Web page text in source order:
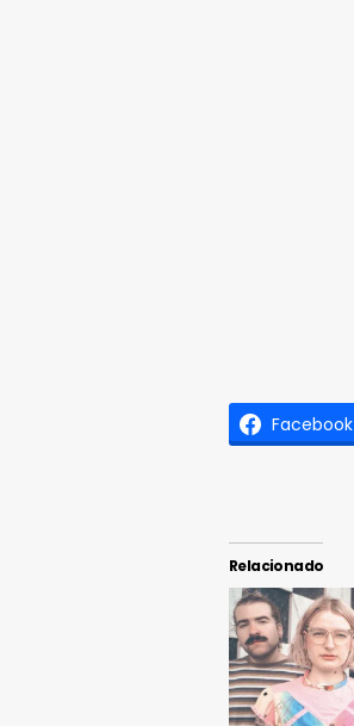
Facebook
Relacionado